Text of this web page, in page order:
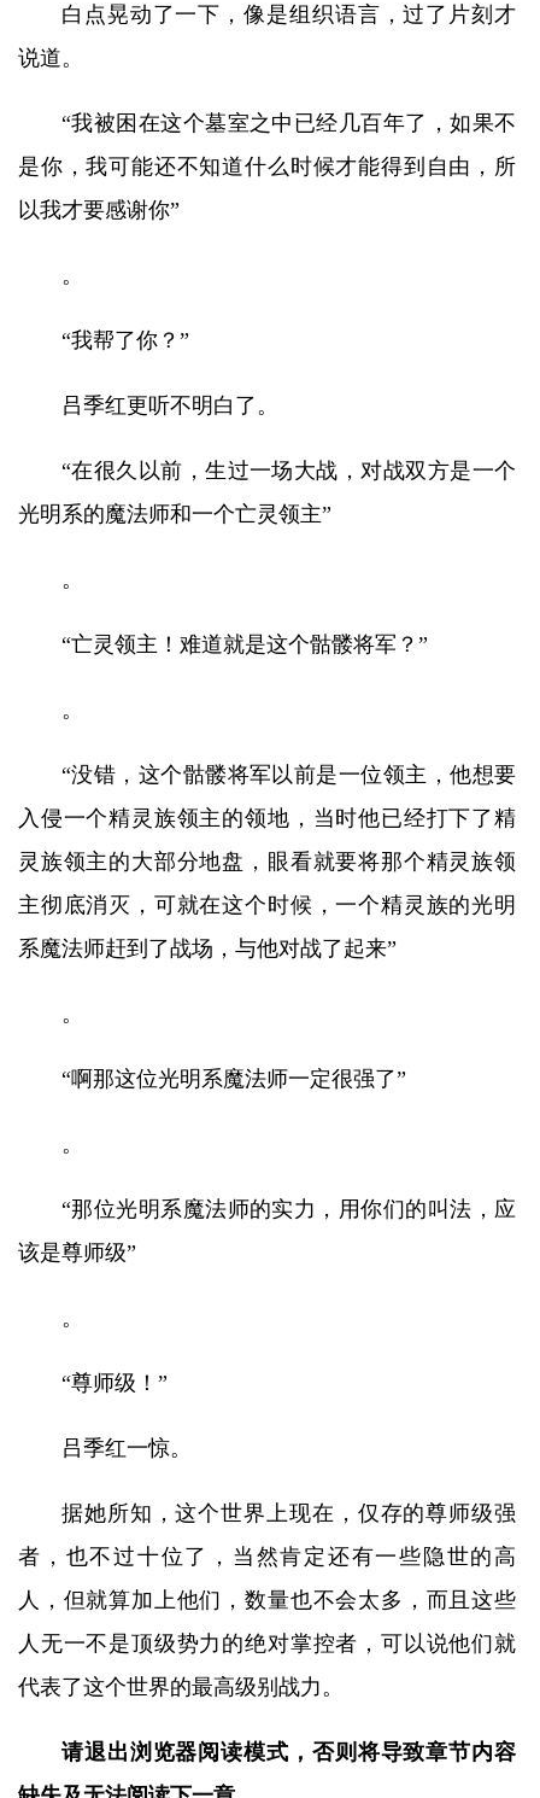
白点晃动了一下，像是组织语言，过了片刻才
说道。
“我被困在这个墓室之中已经几百年了，如果不
是你，我可能还不知道什么时候才能得到自由，所
以我才要感谢你”
。
“我帮了你？”
吕季红更听不明白了。
“在很久以前，生过一场大战，对战双方是一个
光明系的魔法师和一个亡灵领主”
。
“亡灵领主！难道就是这个骷髅将军？”
。
“没错，这个骷髅将军以前是一位领主，他想要
入侵一个精灵族领主的领地，当时他已经打下了精
灵族领主的大部分地盘，眼看就要将那个精灵族领
主彻底消灭，可就在这个时候，一个精灵族的光明
系魔法师赶到了战场，与他对战了起来”
。
“啊那这位光明系魔法师一定很强了”
。
“那位光明系魔法师的实力，用你们的叫法，应
该是尊师级”
。
“尊师级！”
吕季红一惊。
据她所知，这个世界上现在，仅存的尊师级强
者，也不过十位了，当然肯定还有一些隐世的高
人，但就算加上他们，数量也不会太多，而且这些
人无一不是顶级势力的绝对掌控者，可以说他们就
代表了这个世界的最高级别战力。
请退出浏览器阅读模式，否则将导致章节内容